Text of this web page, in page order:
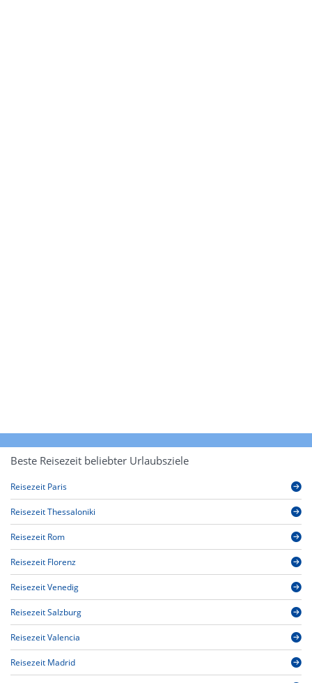
Beste Reisezeit beliebter Urlaubsziele
Reisezeit Paris
Reisezeit Thessaloniki
Reisezeit Rom
Reisezeit Florenz
Reisezeit Venedig
Reisezeit Salzburg
Reisezeit Valencia
Reisezeit Madrid